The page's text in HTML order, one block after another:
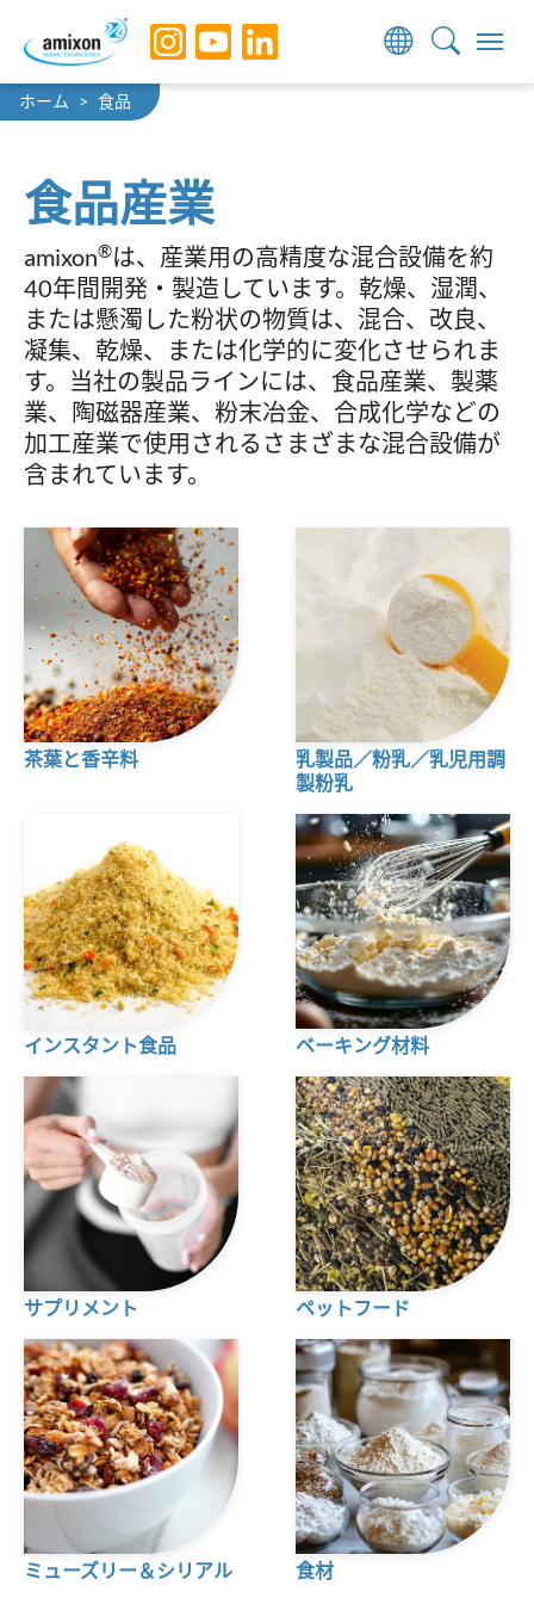
Skip to main navigation
Skip to main content
Skip to page footer
You are here:
ホーム 食品
食品産業
amixon®は、産業用の高精度な混合設備を約
40年間開発・製造しています。乾燥、湿潤、
または懸濁した粉状の物質は、混合、改良、
凝集、乾燥、または化学的に変化させられま
す。当社の製品ラインには、食品産業、製薬
業、陶磁器産業、粉末冶金、合成化学などの
加工産業で使用されるさまざまな混合設備が
含まれています。
茶葉と香辛料
乳製品／粉乳／乳児用調
製粉乳
インスタント食品 ベーキング材料
サプリメント ペットフード
ミューズリー＆シリアル 食材